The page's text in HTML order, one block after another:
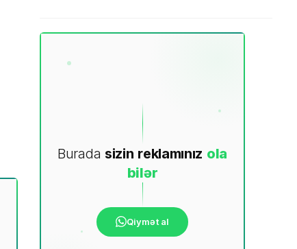
Burada sizin reklamınız ola
bilər
Qiymət al